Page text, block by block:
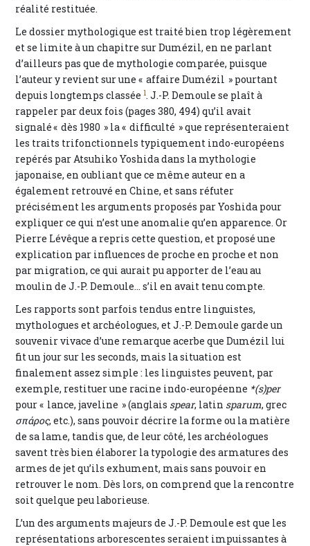
réalité restituée.
Le dossier mythologique est traité bien trop légèrement
et se limite à un chapitre sur Dumézil, en ne parlant
d’ailleurs pas que de mythologie comparée, puisque
l’auteur y revient sur une « affaire Dumézil » pourtant
depuis longtemps classée 1. J.-P. Demoule se plaît à
rappeler par deux fois (pages 380, 494) qu’il avait
signalé « dès 1980 » la « difficulté » que représenteraient
les traits trifonctionnels typiquement indo-européens
repérés par Atsuhiko Yoshida dans la mythologie
japonaise, en oubliant que ce même auteur en a
également retrouvé en Chine, et sans réfuter
précisément les arguments proposés par Yoshida pour
expliquer ce qui n’est une anomalie qu’en apparence. Or
Pierre Lévêque a repris cette question, et proposé une
explication par influences de proche en proche et non
par migration, ce qui aurait pu apporter de l’eau au
moulin de J.-P. Demoule… s’il en avait tenu compte.
Les rapports sont parfois tendus entre linguistes,
mythologues et archéologues, et J.-P. Demoule garde un
souvenir vivace d’une remarque acerbe que Dumézil lui
fit un jour sur les seconds, mais la situation est
finalement assez simple : les linguistes peuvent, par
exemple, restituer une racine indo-européenne *(s)per
pour « lance, javeline » (anglais spear, latin sparum, grec
σπάρος, etc.), sans pouvoir décrire la forme ou la matière
de sa lame, tandis que, de leur côté, les archéologues
savent très bien élaborer la typologie des armatures des
armes de jet qu’ils exhument, mais sans pouvoir en
retrouver le nom. Dès lors, on comprend que la rencontre
soit quelque peu laborieuse.
L’un des arguments majeurs de J.-P. Demoule est que les
représentations arborescentes seraient impuissantes à